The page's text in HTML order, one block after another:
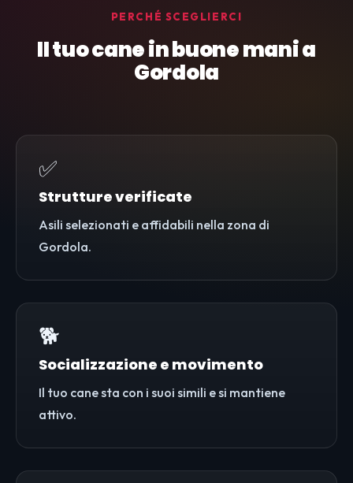
PERCHÉ SCEGLIERCI
Il tuo cane in buone mani a
Gordola
✅
Strutture verificate
Asili selezionati e affidabili nella zona di
Gordola.
🐕
Socializzazione e movimento
Il tuo cane sta con i suoi simili e si mantiene
attivo.